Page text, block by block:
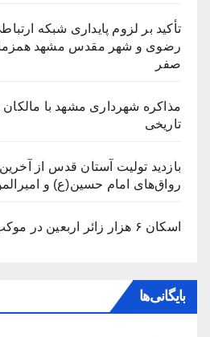
تأکید بر لزوم پایداری شبکه
رضوی و شهر مقدس مشهد همزمان
صفر
تاریخی
بازدید تولیت آستان قدس از
رواق‌های امام حسین(ع) و
اسکان ۶ هزار زائر اربعین در موکب امام رضا(ع)
بایگانی‌ها